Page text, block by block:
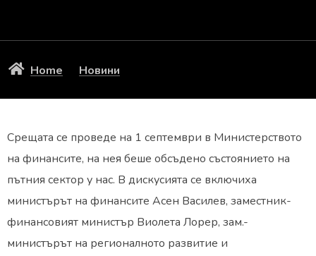
Home Новини
Срещата се проведе на 1 септември в Министерството
на финансите, на нея беше обсъдено състоянието на
пътния сектор у нас. В дискусията се включиха
министърът на финансите Асен Василев, заместник-
финансовият министър Виолета Лорер, зам.-
министърът на регионалното развитие и